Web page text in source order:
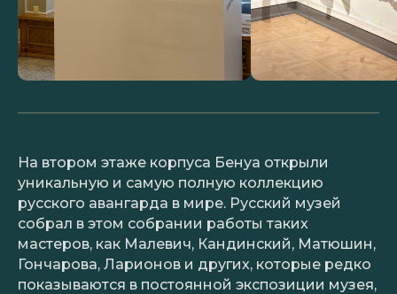
На втором этаже корпуса Бенуа открыли
уникальную и самую полную коллекцию
русского авангарда в мире. Русский музей
собрал в этом собрании работы таких
мастеров, как Малевич, Кандинский, Матюшин,
Гончарова, Ларионов и других, которые редко
показываются в постоянной экспозиции музея,